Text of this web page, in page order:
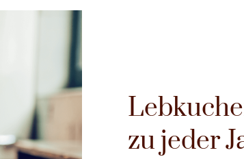
zu jeder